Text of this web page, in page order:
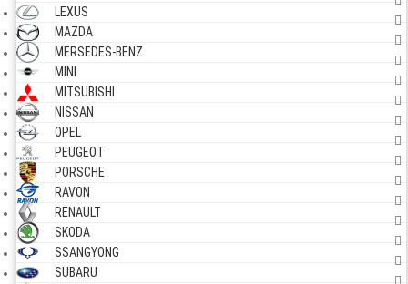
LEXUS
MAZDA
MERSEDES-BENZ
MINI
MITSUBISHI
NISSAN
OPEL
PEUGEOT
PORSCHE
RAVON
RENAULT
SKODA
SSANGYONG
SUBARU